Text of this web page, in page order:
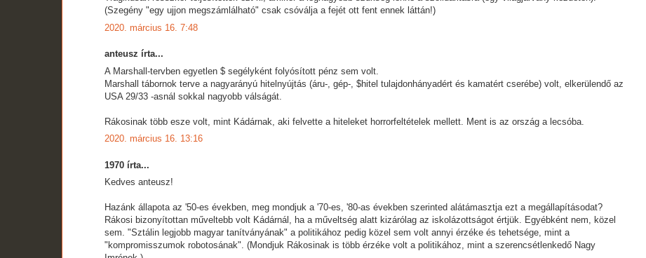
(Szegény "egy ujjon megszámlálható" csak csóválja a fejét ott fent ennek láttán!)
2020. március 16. 7:48
anteusz írta...
A Marshall-tervben egyetlen $ segélyként folyósított pénz sem volt.
Marshall tábornok terve a nagyarányú hitelnyújtás (áru-, gép-, $hitel tulajdonhányadért és kamatért cserébe) volt, elkerülendő az
USA 29/33 -asnál sokkal nagyobb válságát.
Rákosinak több esze volt, mint Kádárnak, aki felvette a hiteleket horrorfeltételek mellett. Ment is az ország a lecsóba.
2020. március 16. 13:16
1970 írta...
Kedves anteusz!
Hazánk állapota az '50-es években, meg mondjuk a '70-es, '80-as években szerinted alátámasztja ezt a megállapításodat?
Rákosi bizonyítottan műveltebb volt Kádárnál, ha a műveltség alatt kizárólag az iskolázottságot értjük. Egyébként nem, közel
sem. "Sztálin legjobb magyar tanítványának" a politikához pedig közel sem volt annyi érzéke és tehetsége, mint a
"kompromisszumok robotosának". (Mondjuk Rákosinak is több érzéke volt a politikához, mint a szerencsétlenkedő Nagy